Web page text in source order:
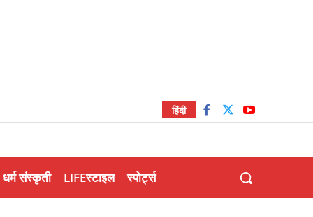
हिंदी
धर्म संस्कृती LIFEस्टाइल स्पोर्ट्स